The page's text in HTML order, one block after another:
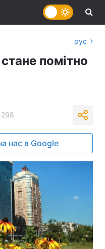
рус
помітно
298
нас в Google